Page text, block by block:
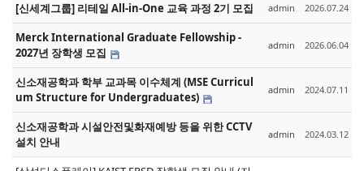
[신세계그룹] 리테일 All-in-One 교육 과정 2기 모집 admin 2026.07.24
Merck International Graduate Fellowship -
2027년 장학생 모집
admin 2026.06.04
신소재공학과 학부 교과목 이수체계 (MSE Curricul
um Structure for Undergraduates)
admin 2024.07.11
신소재공학과 시설안전및화재예방 등을 위한 CCTV
설치 안내
admin 2024.03.12